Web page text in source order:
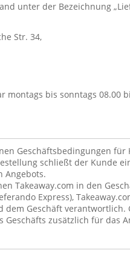
unter der Bezeichnung
Str. 34,
montags bis sonntags 08.00
Geschäftsbedingungen
schließt der Kunde
Angebots.
Takeaway.com in den
Express),
dem Geschäft
Geschäfts zusätzlich für das